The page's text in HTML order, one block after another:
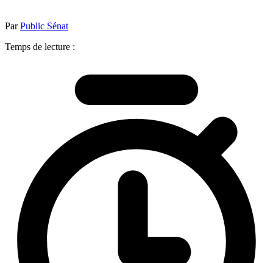
ParPublic Sénat
Temps de lecture :